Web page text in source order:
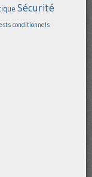
Sécurité
conditionnels